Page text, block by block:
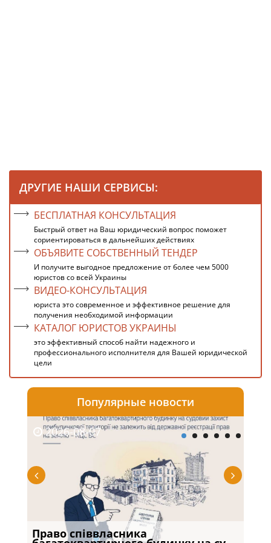
ДРУГИЕ НАШИ СЕРВИСЫ:
БЕСПЛАТНАЯ КОНСУЛЬТАЦИЯ
Быстрый ответ на Ваш юридический вопрос поможет
сориентироваться в дальнейших действиях
ОБЪЯВИТЕ СОБСТВЕННЫЙ ТЕНДЕР
И получите выгодное предложение от более чем 5000
юристов со всей Украины
ВИДЕО-КОНСУЛЬТАЦИЯ
юриста это современное и эффективное решение для
получения необходимой информации
КАТАЛОГ ЮРИСТОВ УКРАИНЫ
это эффективный способ найти надежного и
профессионального исполнителя для Вашей юридической
цели
Популярные новости
2026-08-07
Право співвласника